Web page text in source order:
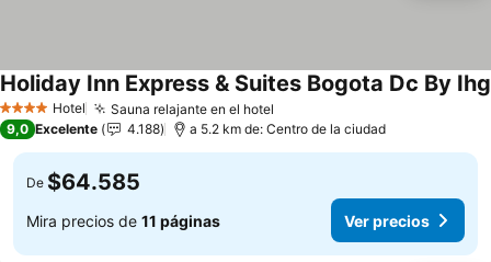
4 EstrellasHotel Sauna relajante en el hotel
Holiday Inn Express & Suites Bogota Dc By Ihg
9,0 Excelente 4.188 a 5.2 km de: Centro de la ciudad
De $64.585
Mira precios de 11 páginas Ver precios